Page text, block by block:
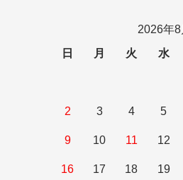
2026年8
日
月 火 水
2 3 4 5
9 10 11 12
16 17 18 19